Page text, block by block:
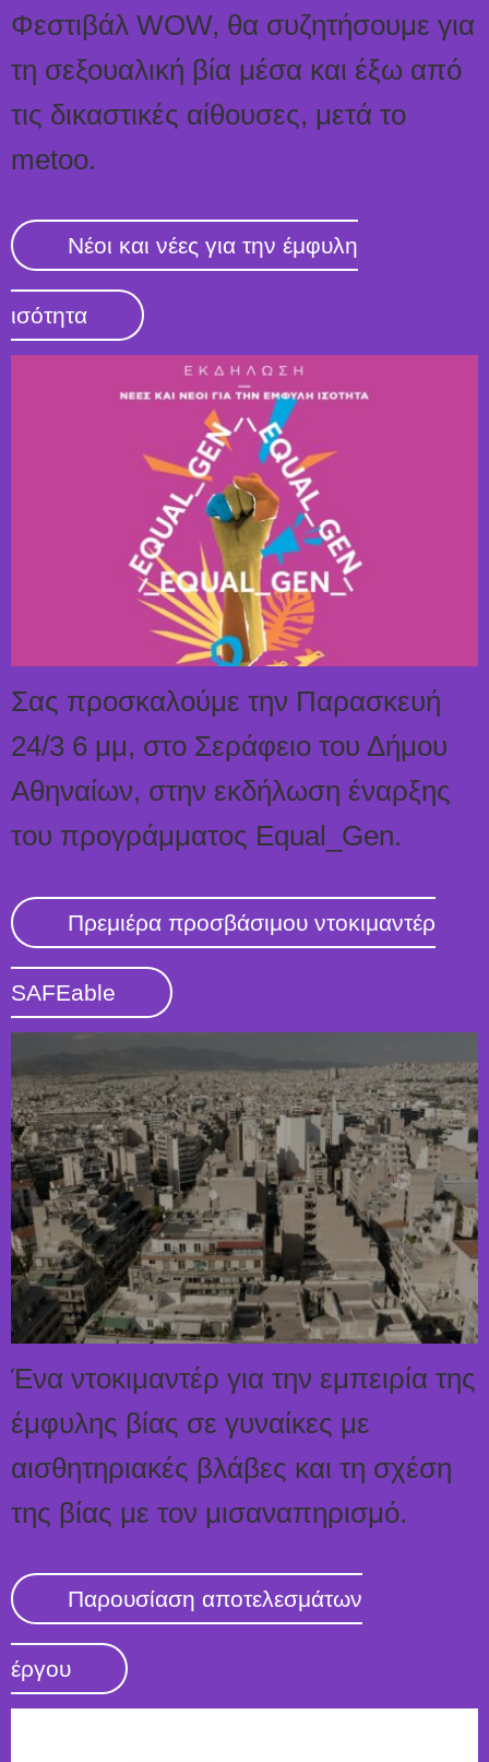
Φεστιβάλ WOW, θα συζητήσουμε για
τη σεξουαλική βία μέσα και έξω από
τις δικαστικές αίθουσες, μετά το
metoo.
Νέοι και νέες για την έμφυλη
ισότητα
Σας προσκαλούμε την Παρασκευή
24/3 6 μμ, στο Σεράφειο του Δήμου
Αθηναίων, στην εκδήλωση έναρξης
του προγράμματος Equal_Gen.
Πρεμιέρα προσβάσιμου ντοκιμαντέρ
SAFEable
Ένα ντοκιμαντέρ για την εμπειρία της
έμφυλης βίας σε γυναίκες με
αισθητηριακές βλάβες και τη σχέση
της βίας με τον μισαναπηρισμό.
Παρουσίαση αποτελεσμάτων
έργου